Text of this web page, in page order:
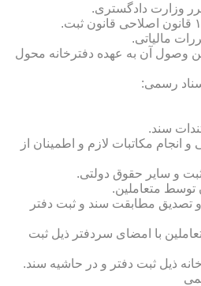
وصول آن به عهده دفترخانه محول
رسمی:
و انجام مکاتبات لازم و اطمینان از
تصدیق مطابقت سند و ثبت دفتر
با امضای سردفتر ذیل ثبت